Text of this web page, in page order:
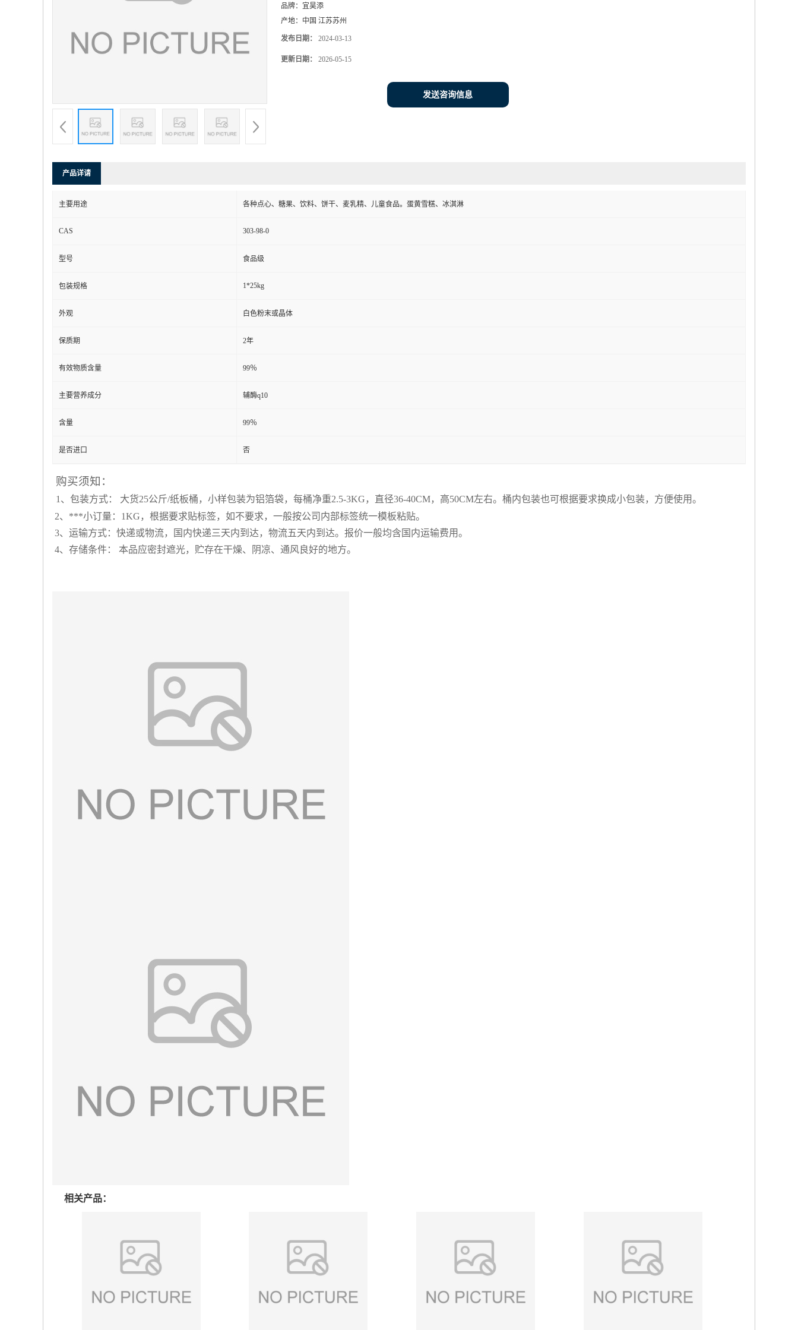
品牌： 宜昊添
产地： 中国 江苏苏州
发布日期： 2024-03-13
更新日期： 2026-05-15
发送咨询信息
产品详请
主要用途 各种点心、糖果、饮料、饼干、麦乳精、儿童食品。蛋黄雪糕、冰淇淋
CAS 303-98-0
型号 食品级
包装规格 1*25kg
外观 白色粉末或晶体
保质期 2年
有效物质含量 99％
主要营养成分 辅酶q10
含量 99％
是否进口 否
购买须知：
1、包装方式： 大货25公斤/纸板桶，小样包装为铝箔袋，每桶净重2.5-3KG，直径36-40CM，高50CM左右。桶内包装也可根据要求换成小包装，方便使用。
2、***小订量：1KG，根据要求贴标签，如不要求，一般按公司内部标签统一模板粘贴。
3、运输方式：快递或物流，国内快递三天内到达，物流五天内到达。报价一般均含国内运输费用。
4、存储条件： 本品应密封遮光，贮存在干燥、阴凉、通风良好的地方。
相关产品：